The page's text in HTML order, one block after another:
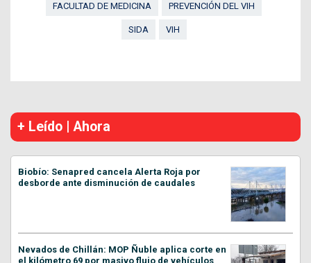
FACULTAD DE MEDICINA PREVENCIÓN DEL VIH
SIDA VIH
+ Leído | Ahora
Biobío: Senapred cancela Alerta Roja por
desborde ante disminución de caudales
Nevados de Chillán: MOP Ñuble aplica corte en
el kilómetro 69 por masivo flujo de vehículos